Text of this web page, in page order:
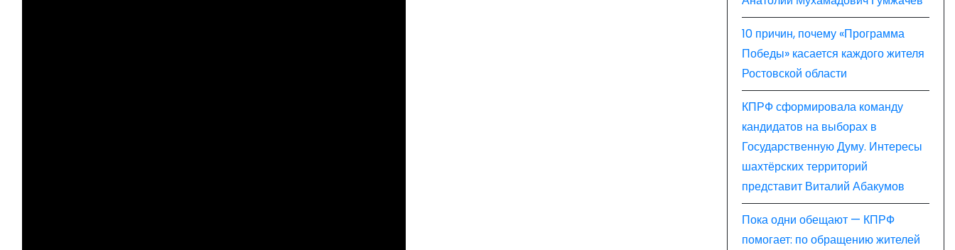
10 причин, почему «Программа
Победы» касается каждого жителя
Ростовской области
КПРФ сформировала команду
кандидатов на выборах в
Государственную Думу. Интересы
шахтёрских территорий
представит Виталий Абакумов
Пока одни обещают — КПРФ
помогает: по обращению жителей